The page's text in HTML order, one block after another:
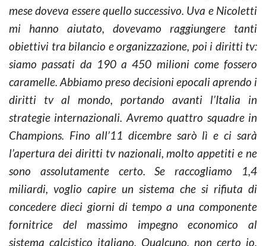
mese doveva essere quello successivo. Uva e Nicoletti
mi hanno aiutato, dovevamo raggiungere tanti
obiettivi tra bilancio e organizzazione, poi i diritti tv:
siamo passati da 190 a 450 milioni come fossero
caramelle. Abbiamo preso decisioni epocali aprendo i
diritti tv al mondo, portando avanti l’Italia in
strategie internazionali. Avremo quattro squadre in
Champions. Fino all’11 dicembre sarò lì e ci sarà
l’apertura dei diritti tv nazionali, molto appetiti e ne
sono assolutamente certo. Se raccogliamo 1,4
miliardi, voglio capire un sistema che si rifiuta di
concedere dieci giorni di tempo a una componente
fornitrice del massimo impegno economico al
sistema calcistico italiano. Qualcuno, non certo io,